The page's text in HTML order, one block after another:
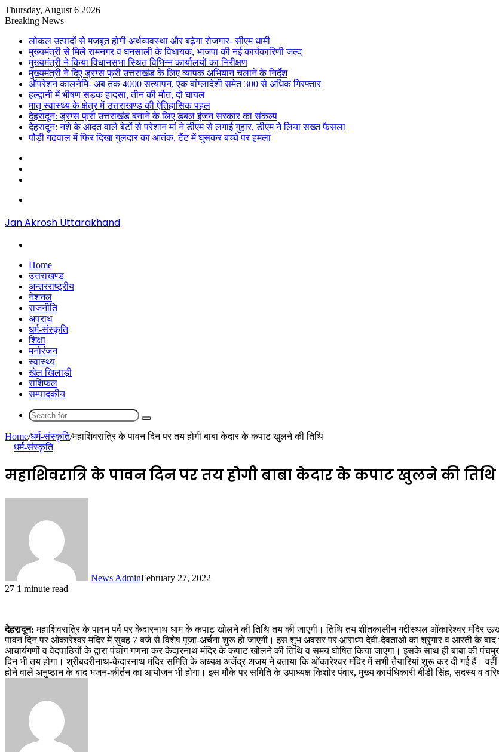
Thursday, August 6 2026
Breaking News
लोकल उत्पादों से मजबूत होगी अर्थव्यवस्था और बढ़ेगा रोजगार- सीएम धामी
मुख्यमंत्री से मिले रामनगर व घनसाली के विधायक, भाजपा की नई कार्यकारिणी जल्द
मुख्यमंत्री ने किया विधानसभा स्थित विभिन्न कार्यालयों का निरीक्षण
मुख्यमंत्री ने दिए ड्रग्स फ्री उत्तराखंड के लिए व्यापक अभियान चलाने के निर्देश
ऑपरेशन कालनेमि- अब तक 4000 सत्यापन, एक बांग्लादेशी समेत 300 से अधिक गिरफ्तार
हल्द्वानी में भीषण सड़क हादसा, तीन की मौत, दो घायल
मातृ स्वास्थ्य के क्षेत्र में उत्तराखण्ड की ऐतिहासिक पहल
देहरादून: ड्रग्स फ्री उत्तराखंड बनाने के लिए डबल इंजन सरकार का संकल्प
देहरादून: नशे के आदत वाले बेटों से परेशान मां ने डीएम से लगाई गुहार, डीएम ने लिया सख्त फैसला
पौड़ी गढ़वाल में फिर दिखा गुलदार का आतंक, टैंट में घुसकर बच्चे पर हमला
Jan Akrosh Uttarakhand
Home
उत्तराखण्ड
अन्तरराष्ट्रीय
नेशनल
राजनीति
अपराध
धर्म-संस्कृति
शिक्षा
मनोरंजन
स्वास्थ्य
खेल खिलाड़ी
राशिफल
सम्पादकीय
Search
for
Home/धर्म-संस्कृति/महाशिवरात्रि के पावन दिन पर तय होगी बाबा केदार के कपाट खुलने की तिथि
धर्म-संस्कृति
महाशिवरात्रि के पावन दिन पर तय होगी बाबा केदार के कपाट खुलने की तिथि
News AdminFebruary 27, 2022
27 1 minute read
देहरादून:महाशिवरात्रि के पावन पर्व पर केदारनाथ धाम के कपाट खोलने की तिथि तय की जाएगी। तिथि तय शीतकालीन गद्दीस्थल ओंकारेश्वर मंदिर
पावन दिन पर ओंकारेश्वर मंदिर में सुबह 7 बजे से विशेष पूजा-अर्चना शुरू हो जाएगी। इस शुभ अवसर पर आराध्य देवी-देवताओं का श्रृंगार व आरती के
आचार्यगणों व वेदपाठियों के द्वारा पंचांग गणना कर केदारनाथ मंदिर के कपाट खोलने की तिथि व समय घोषित किया जाएगा। इसके साथ ही बाबा की
दिन भी तय होगा। श्रीबदरीनाथ-केदारनाथ मंदिर समिति के अध्यक्ष अजेंद्र अजय ने बताया कि ओंकारेश्वर मंदिर में सभी तैयारियां शुरू कर दी गई हैं। वहीं
होने वाले अनुष्ठान के बाद भजन-कीर्तन का आयोजन भी होगा। इस मौके पर समिति के उपाध्यक्ष किशोर पंवार, मुख्य कार्यधिकारी बीडी सिंह, सदस्य व